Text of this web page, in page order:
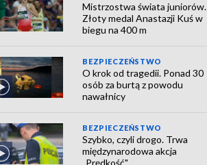
Mistrzostwa świata juniorów.
Złoty medal Anastazji Kuś w
biegu na 400 m
BEZPIECZEŃSTWO
O krok od tragedii. Ponad 30
osób za burtą z powodu
nawałnicy
BEZPIECZEŃSTWO
Szybko, czyli drogo. Trwa
międzynarodowa akcja
„Prędkość"